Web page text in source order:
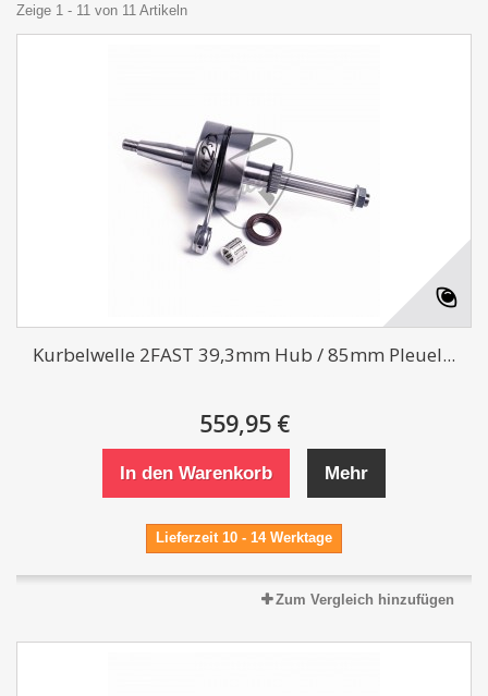
Zeige 1 - 11 von 11 Artikeln
Kurbelwelle 2FAST 39,3mm Hub / 85mm Pleuel...
559,95 €
In den Warenkorb Mehr
Lieferzeit 10 - 14 Werktage
Zum Vergleich hinzufügen